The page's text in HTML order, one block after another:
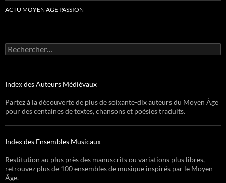
ACTU MOYEN ÂGE PASSION
Rechercher :
Index des Auteurs Médiévaux
Partez à la découverte de plus de soixante-dix auteurs du Moyen Âge
pour des centaines de textes, chansons et poésies traduits.
Index des Ensembles Musicaux
Restitution au plus près des manuscrits ou variations plus libres,
retrouvez plus de 100 ensembles de musique inspirés par le Moyen
Âge.